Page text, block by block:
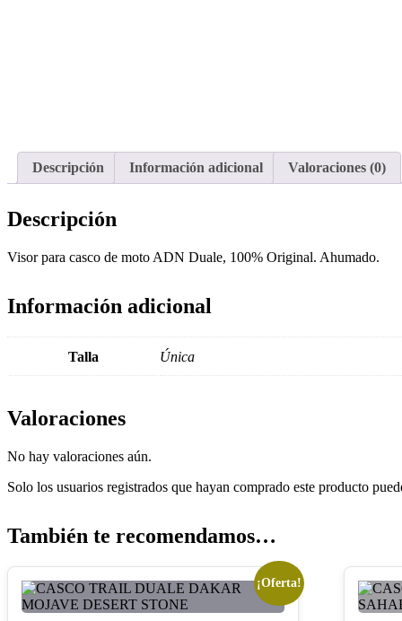
Descripción Información adicional Valoraciones (0)
Descripción
Visor para casco de moto ADN Duale, 100% Original. Ahumado.
Información adicional
Talla Única
Valoraciones
No hay valoraciones aún.
Solo los usuarios registrados que hayan comprado este producto
También te recomendamos…
¡Oferta!
Este
producto
Este